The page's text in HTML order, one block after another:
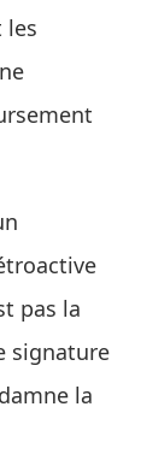
les
pas la
signature
la